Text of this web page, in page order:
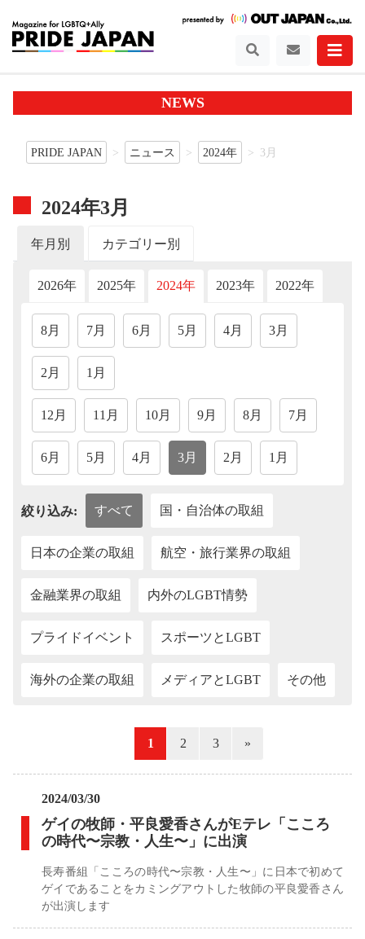
NEWS
PRIDE JAPAN ニュース 2024年 3月
2024年3月
年月別 カテゴリー別
2026年 2025年 2024年 2023年 2022年
8月 7月 6月 5月 4月 3月
2月 1月
12月 11月 10月 9月 8月 7月
6月 5月 4月 3月 2月 1月
絞り込み: すべて 国・自治体の取組
日本の企業の取組 航空・旅行業界の取組
金融業界の取組 内外のLGBT情勢
プライドイベント スポーツとLGBT
海外の企業の取組 メディアとLGBT その他
1 2 3 »
2024/03/30
ゲイの牧師・平良愛香さんがEテレ「こころ
の時代〜宗教・人生〜」に出演
長寿番組「こころの時代〜宗教・人生〜」に日本で初めて
ゲイであることをカミングアウトした牧師の平良愛香さん
が出演します